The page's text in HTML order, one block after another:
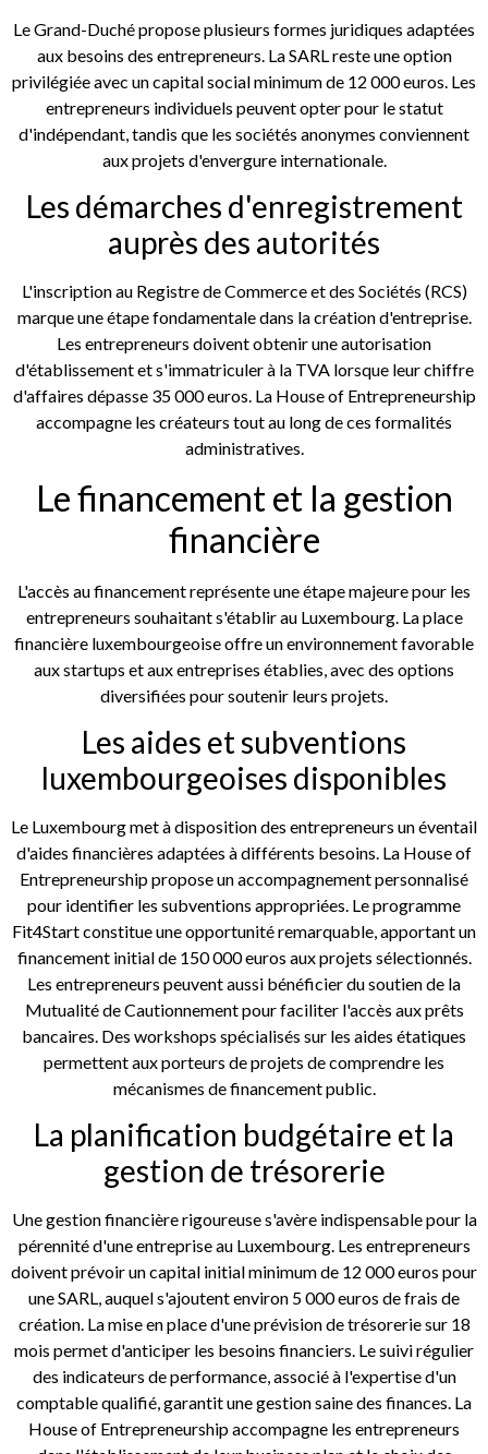
Le Grand-Duché propose plusieurs formes juridiques adaptées
aux besoins des entrepreneurs. La SARL reste une option
privilégiée avec un capital social minimum de 12 000 euros. Les
entrepreneurs individuels peuvent opter pour le statut
d'indépendant, tandis que les sociétés anonymes conviennent
aux projets d'envergure internationale.
Les démarches d'enregistrement
auprès des autorités
L'inscription au Registre de Commerce et des Sociétés (RCS)
marque une étape fondamentale dans la création d'entreprise.
Les entrepreneurs doivent obtenir une autorisation
d'établissement et s'immatriculer à la TVA lorsque leur chiffre
d'affaires dépasse 35 000 euros. La House of Entrepreneurship
accompagne les créateurs tout au long de ces formalités
administratives.
Le financement et la gestion
financière
L'accès au financement représente une étape majeure pour les
entrepreneurs souhaitant s'établir au Luxembourg. La place
financière luxembourgeoise offre un environnement favorable
aux startups et aux entreprises établies, avec des options
diversifiées pour soutenir leurs projets.
Les aides et subventions
luxembourgeoises disponibles
Le Luxembourg met à disposition des entrepreneurs un éventail
d'aides financières adaptées à différents besoins. La House of
Entrepreneurship propose un accompagnement personnalisé
pour identifier les subventions appropriées. Le programme
Fit4Start constitue une opportunité remarquable, apportant un
financement initial de 150 000 euros aux projets sélectionnés.
Les entrepreneurs peuvent aussi bénéficier du soutien de la
Mutualité de Cautionnement pour faciliter l'accès aux prêts
bancaires. Des workshops spécialisés sur les aides étatiques
permettent aux porteurs de projets de comprendre les
mécanismes de financement public.
La planification budgétaire et la
gestion de trésorerie
Une gestion financière rigoureuse s'avère indispensable pour la
pérennité d'une entreprise au Luxembourg. Les entrepreneurs
doivent prévoir un capital initial minimum de 12 000 euros pour
une SARL, auquel s'ajoutent environ 5 000 euros de frais de
création. La mise en place d'une prévision de trésorerie sur 18
mois permet d'anticiper les besoins financiers. Le suivi régulier
des indicateurs de performance, associé à l'expertise d'un
comptable qualifié, garantit une gestion saine des finances. La
House of Entrepreneurship accompagne les entrepreneurs